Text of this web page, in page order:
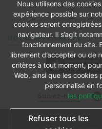
Suivez-nous
NOTRE APPLICATION
Nous utilisons des
expérience possible sur
cookies seront
navigateur. Il s’agit
fonctionnement du site.
librement d’accepter ou de
critères à tout moment,
Web, ainsi que les cookies
personnalisé en
les
Refuser tous les